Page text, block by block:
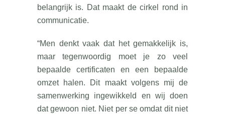
belangrijk is. Dat maakt de cirkel rond in
communicatie.
“Men denkt vaak dat het gemakkelijk is,
maar tegenwoordig moet je zo veel
bepaalde certificaten en een bepaalde
omzet halen. Dit maakt volgens mij de
samenwerking ingewikkeld en wij doen
dat gewoon niet. Niet per se omdat dit niet